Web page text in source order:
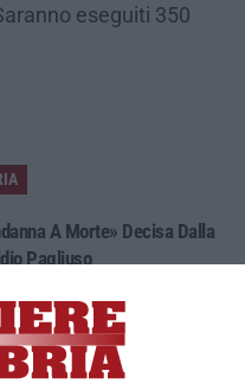
eseguiti 350
A Morte» Decisa Dalla
Pagliuso
Pagliuso non ebbe